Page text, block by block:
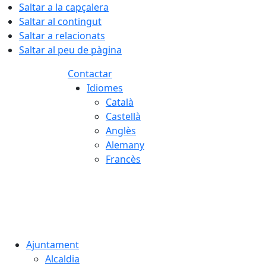
Saltar a la capçalera
Saltar al contingut
Saltar a relacionats
Saltar al peu de pàgina
Contactar
Idiomes
Català
Castellà
Anglès
Alemany
Francès
Ajuntament
Alcaldia